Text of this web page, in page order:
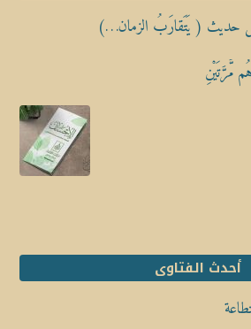
حديث ( يَتَقارَبُ الزمان…)
مَّرَّتَيْنِ
أحدث الفتاوى